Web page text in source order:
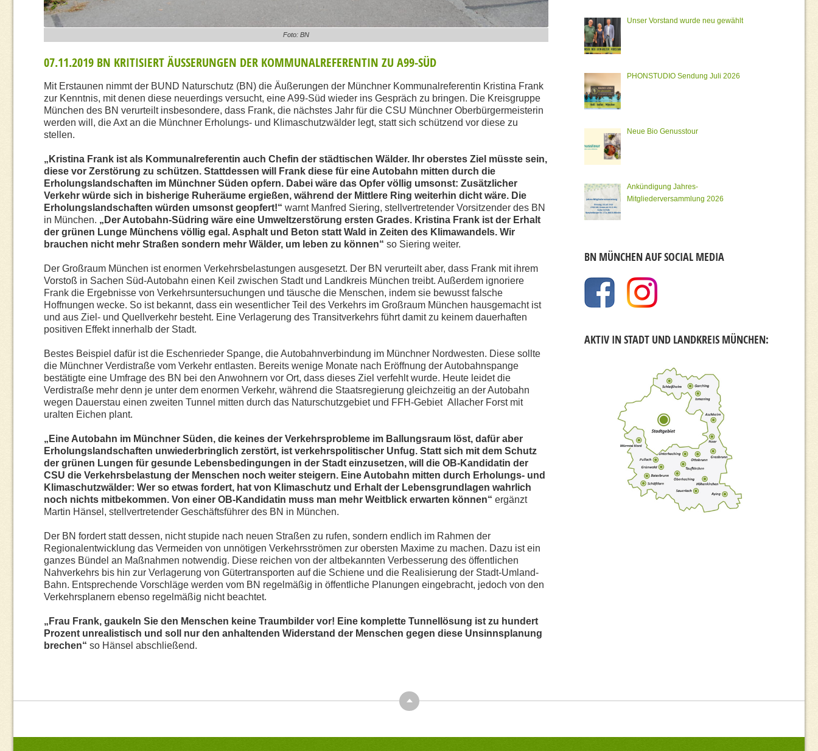
Foto: BN
07.11.2019 BN KRITISIERT ÄUSSE RUNGEN DER KOMMUNALREFERENTIN ZU A99-SÜD
Mit Erstaunen nimmt der BUND Naturschutz (BN) die Äußerungen der Münchner Kommunalreferentin Kristina Frank
zur Kenntnis, mit denen diese neuerdings versucht, eine A99-Süd wieder ins Gespräch zu bringen. Die Kreisgruppe
München des BN verurteilt insbesondere, dass Frank, die nächstes Jahr für die CSU Münchner Oberbürgermeisterin
werden will, die Axt an die Münchner Erholungs- und Klimaschutzwälder legt, statt sich schützend vor diese zu
stellen.
„Kristina Frank ist als Kommunalreferentin auch Chefin der städtischen Wälder. Ihr oberstes Ziel müsste sein,
diese vor Zerstörung zu schützen. Stattdessen will Frank diese für eine Autobahn mitten durch die
Erholungslandschaften im Münchner Süden opfern. Dabei wäre das Opfer völlig umsonst: Zusätzlicher
Verkehr würde sich in bisherige Ruheräume ergießen, während der Mittlere Ring weiterhin dicht wäre. Die
Erholungslandschaften würden umsonst geopfert!“ warnt Manfred Siering, stellvertretender Vorsitzender des BN
in München. „Der Autobahn-Süd­ring wäre eine Umweltzerstörung ersten Grades. Kristina Frank ist der Erhalt
der grünen Lunge Münchens völlig egal. Asphalt und Beton statt Wald in Zeiten des Klimawandels. Wir
brauchen nicht mehr Straßen sondern mehr Wälder, um leben zu können“ so Siering weiter.
Der Großraum München ist enormen Verkehrsbelastungen ausgesetzt. Der BN verurteilt aber, dass Frank mit ihrem
Vorstoß in Sachen Süd-Autobahn einen Keil zwischen Stadt und Landkreis München treibt. Außerdem ignoriere
Frank die Ergebnisse von Verkehrsuntersuchungen und täusche die Menschen, indem sie bewusst falsche
Hoffnungen wecke. So ist bekannt, dass ein wesentlicher Teil des Verkehrs im Großraum München hausgemacht ist
und aus Ziel- und Quellverkehr besteht. Eine Verlagerung des Transitverkehrs führt damit zu keinem dauerhaften
positiven Effekt innerhalb der Stadt.
Bestes Beispiel dafür ist die Eschenrieder Spange, die Autobahnverbindung im Münchner Nordwesten. Diese sollte
die Münchner Verdistraße vom Verkehr ent­lasten. Bereits wenige Monate nach Eröffnung der Autobahnspange
bestätigte eine Umfrage des BN bei den Anwohnern vor Ort, dass dieses Ziel verfehlt wurde. Heute leidet die
Verdistraße mehr denn je unter dem enormen Verkehr, während die Staatsregierung gleichzeitig an der Autobahn
wegen Dauerstau einen zweiten Tunnel mitten durch das Naturschutzgebiet und FFH-Gebiet Allacher Forst mit
uralten Eichen plant.
„Eine Autobahn im Münchner Süden, die keines der Verkehrsprobleme im Ballungsraum löst, dafür aber
Erholungslandschaften unwiederbringlich zerstört, ist verkehrspolitischer Unfug. Statt sich mit dem Schutz
der grünen Lungen für gesunde Lebensbedingungen in der Stadt einzusetzen, will die OB-Kandidatin der
CSU die Verkehrsbelastung der Menschen noch weiter steigern. Eine Autobahn mitten durch Erholungs- und
Klimaschutzwälder: Wer so etwas fordert, hat von Klimaschutz und Erhalt der Lebensgrundlagen wahrlich
noch nichts mitbekommen. Von einer OB-Kandidatin muss man mehr Weitblick erwarten können“ ergänzt
Martin Hänsel, stellvertretender Geschäftsführer des BN in München.
Der BN fordert statt dessen, nicht stupide nach neuen Straßen zu rufen, sondern endlich im Rahmen der
Regionalentwicklung das Vermeiden von unnötigen Verkehrsströmen zur obersten Maxime zu machen. Dazu ist ein
ganzes Bündel an Maßnahmen notwendig. Diese reichen von der altbekannten Verbesserung des öffentlichen
Nahverkehrs bis hin zur Verlagerung von Gütertransporten auf die Schiene und die Realisierung der Stadt-Umland-
Bahn. Entsprechende Vorschläge werden vom BN regelmäßig in öffentliche Planungen eingebracht, jedoch von den
Verkehrsplanern ebenso regelmäßig nicht beachtet.
„Frau Frank, gaukeln Sie den Menschen keine Traumbilder vor! Eine komplette Tunnellösung ist zu hundert
Prozent unrealistisch und soll nur den anhaltenden Widerstand der Menschen gegen diese Unsinnsplanung
brechen“ so Hänsel abschließend.
Unser Vorstand wurde neu gewählt
PHONSTUDIO Sendung Juli 2026
Neue Bio Genusstour
Ankündigung Jahres-
Mitgliederversammlung 2026
BN MÜNCHEN AUF SOCIAL MEDIA
AKTIV IN STADT UND LANDKREIS MÜNCHEN:
Top